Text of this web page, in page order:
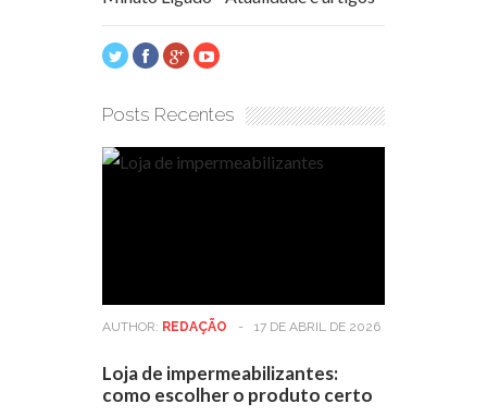
Posts Recentes
AUTHOR: REDAÇÃO - 17 DE ABRIL DE 2026
Loja de impermeabilizantes:
como escolher o produto certo